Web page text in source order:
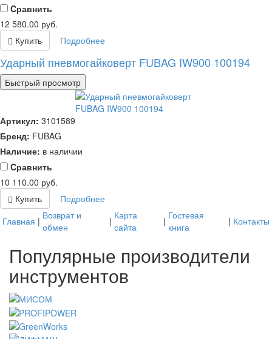
Cравнить
12 580.00 руб.
Купить
Подробнее
Ударный пневмогайковерт FUBAG IW900 100194
Быстрый просмотр
Артикул: 3101589
Бренд: FUBAG
Наличие: в наличии
Cравнить
10 110.00 руб.
Купить
Подробнее
Главная | Возврат и
обмен
| Карта
сайта
| Гостевая
книга
| Контакты
Популярные производители
инструментов